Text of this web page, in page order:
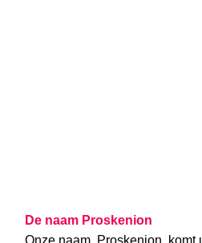
De naam Proskenion
Onze naam, Proskenion, komt